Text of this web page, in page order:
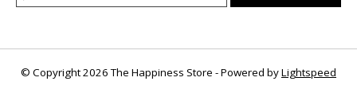
© Copyright 2026 The Happiness Store - Powered byLightspeed